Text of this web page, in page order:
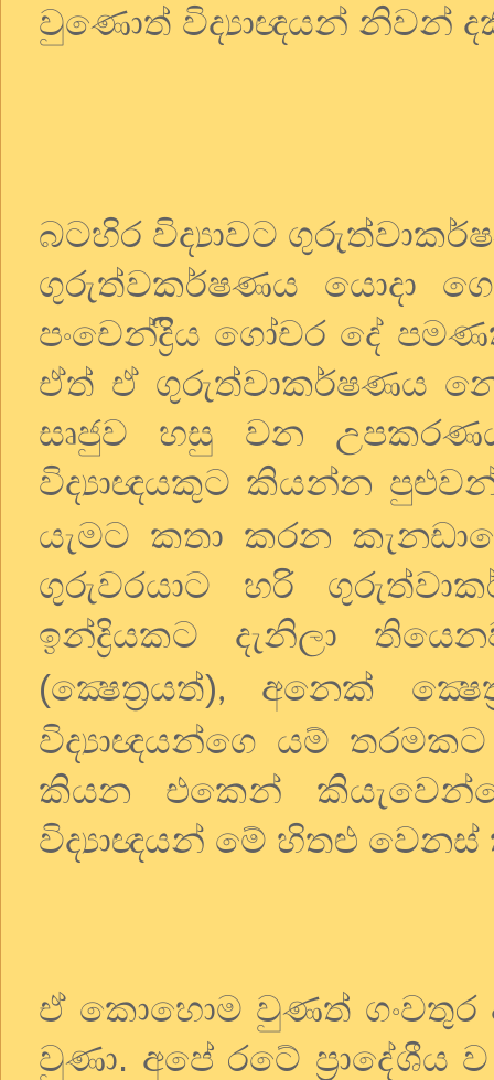
වුණොත් විද්‍යාඥයන් නිවන්
බටහිර විද්‍යාවට
ගුරුත්වකර්ෂණය යොදා
පංචෙන්ද්‍රිිය ගෝචර දේ
ඒත් ඒ ගුරුත්වාකර්ෂණය
සෘජුව හසු වන
විද්‍යාඥයකුට කියන්න
යැමට කතා කරන
ගුරුවරයාට හරි
ඉන්ද්‍රියකට දැනිලා
(ක්‍ෂෙත්‍රයත්), අනෙක්
විද්‍යාඥයන්ගෙ යම්
කියන එකෙන්
විද්‍යාඥයන් මේ හිතළු වෙනස්
ඒ කොහොම වුණත්
වුණා. අපේ රටේ ප්‍රාදේශීය